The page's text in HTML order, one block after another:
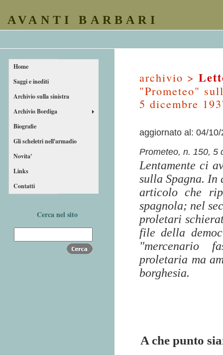
AVANTI BARBARI
Home
Saggi e inediti
Archivio sulla sinistra
Archivio Bordiga
Biografie
Gli scheletri nell'armadio
Novita'
Links
Contatti
Cerca nel sito
archivio >
"Prometeo"
5 dicembre
aggiornato al: 04/10/
Prometeo, n. 150, 5
Lentamente ci
sulla Spagna. In
articolo che
spagnola; nel
proletari
file della
"mercenario
proletaria ma
borghesia.
A che punto